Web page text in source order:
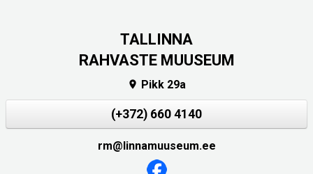
TALLINNA
RAHVASTE MUUSEUM
 Pikk 29a
(+372) 660 4140
rm@linnamuuseum.ee